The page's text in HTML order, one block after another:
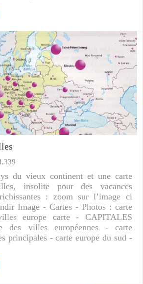
du vieux continent et une carte
insolite pour des vacances
: zoom sur l’image ci
Image - Cartes - Photos : carte
europe carte - CAPITALES
des villes européennes - carte
principales - carte europe du sud -